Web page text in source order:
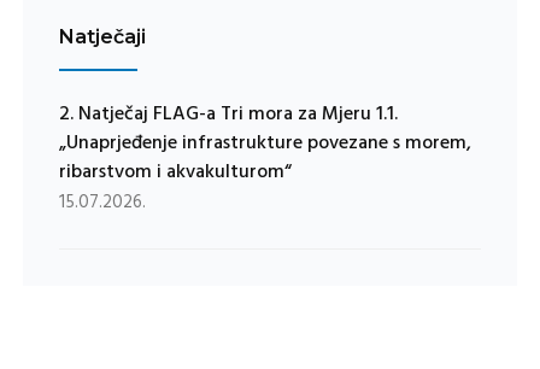
Natječaji
2. Natječaj FLAG-a Tri mora za Mjeru 1.1.
„Unaprjeđenje infrastrukture povezane s morem,
ribarstvom i akvakulturom“
15.07.2026.